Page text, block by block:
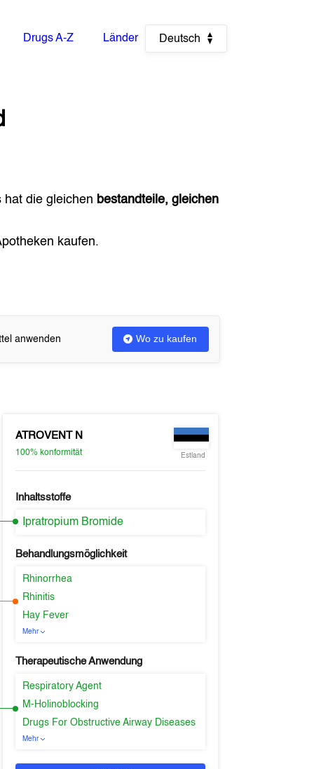
Drugs A-Z Länder Deutsch
hat die gleichen bestandteile, gleichen
kaufen.
anwenden Wo zu kaufen
ATROVENT N
100% konformität Estland
Inhaltsstoffe
Ipratropium Bromide
Behandlungsmöglichkeit
Rhinorrhea
Rhinitis
Hay Fever
Mehr
Therapeutische Anwendung
Respiratory Agent
M-Holinoblocking
Drugs For Obstructive Airway Diseases
Mehr